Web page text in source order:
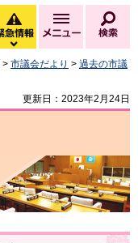
緊急情報
緊急情報を開く
メニュー
> 市議会だより > 過去の市議
更新日：2023年2月24日